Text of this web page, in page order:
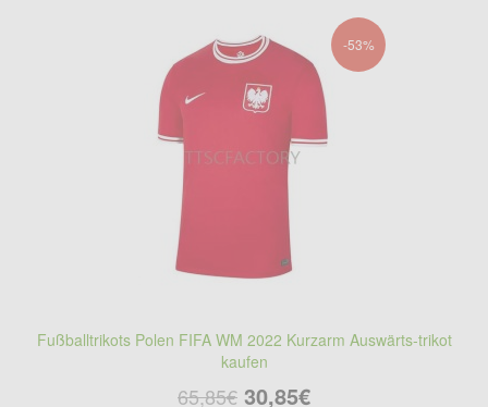
-53%
Fußballtrikots Polen FIFA WM 2022 Kurzarm Auswärts-trikot
kaufen
65,85€ 30,85€